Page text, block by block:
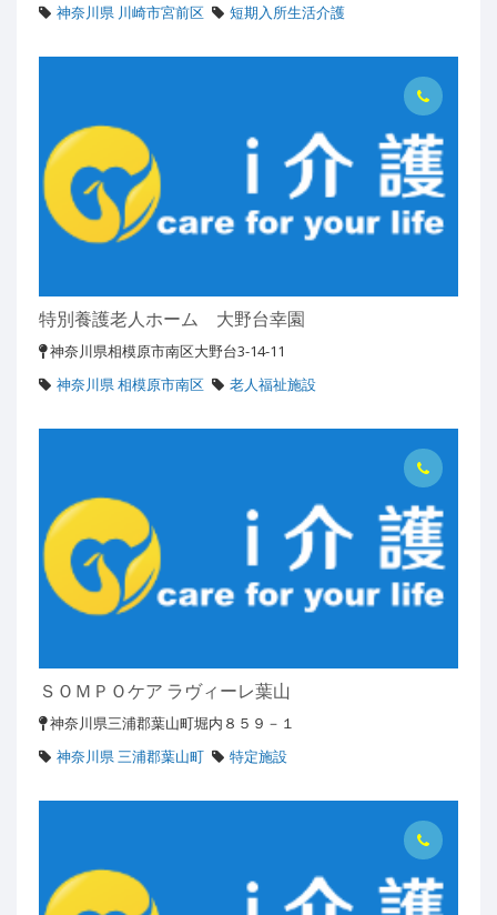
神奈川県 川崎市宮前区
短期入所生活介護
特別養護老人ホーム 大野台幸園
神奈川県相模原市南区大野台3-14-11
神奈川県 相模原市南区
老人福祉施設
ＳＯＭＰＯケア ラヴィーレ葉山
神奈川県三浦郡葉山町堀内８５９－１
神奈川県 三浦郡葉山町
特定施設